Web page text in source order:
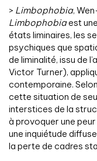
> Limbophobia,
Limbophobiaest
états liminaires, les
psychiques que
de liminalité, issu de
Victor Turner),
contemporaine.
cette situation de
interstices de la
à provoquer une
une inquiétude
la perte de cadres